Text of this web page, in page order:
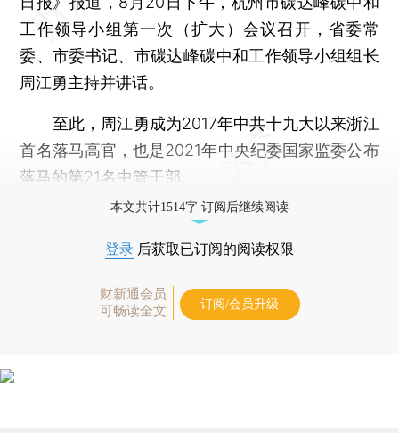
工作领导小组第一次（扩大）会议召开，省委常
委、市委书记、市碳达峰碳中和工作领导小组组长
周江勇主持并讲话。
至此，周江勇成为2017年中共十九大以来浙江
首名落马高官，也是2021年中央纪委国家监委公布
落马的第21名中管干部。
本文共计1514字 订阅后继续阅读
登录 后获取已订阅的阅读权限
财新通会员
可畅读全文
订阅/会员升级